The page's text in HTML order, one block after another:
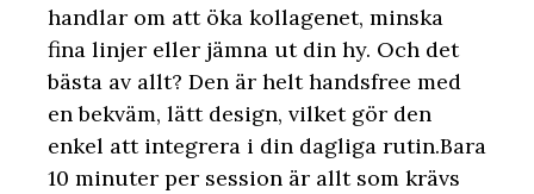
handlar om att öka kollagenet, minska
fina linjer eller jämna ut din hy. Och det
bästa av allt? Den är helt handsfree med
en bekväm, lätt design, vilket gör den
enkel att integrera i din dagliga rutin.Bara
10 minuter per session är allt som krävs